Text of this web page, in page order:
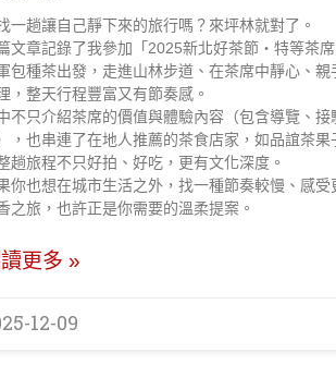
一趟讓自己靜下來的旅行嗎？來坪林就對了。
文章記錄了我參加「2025新北好茶節・特等茶
包種茶出發，走進山林步道、在茶席中靜心、
，整天行程豐富又有節奏感。
不只介紹茶席的價值與體驗內容（包含導覽、
，也串連了在地人推薦的茶食店家，如品誼茶果
趟旅程不只好拍、好吃，更有文化深度。
你也想在城市生活之外，找一種節奏較慢、感
之旅，也許正是你需要的溫柔提案。
更多 »
12-09